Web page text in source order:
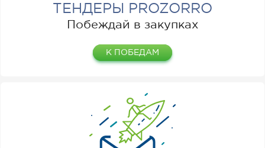
ТЕНДЕРЫ PROZORRO
Побеждай в закупках
К ПОБЕДАМ